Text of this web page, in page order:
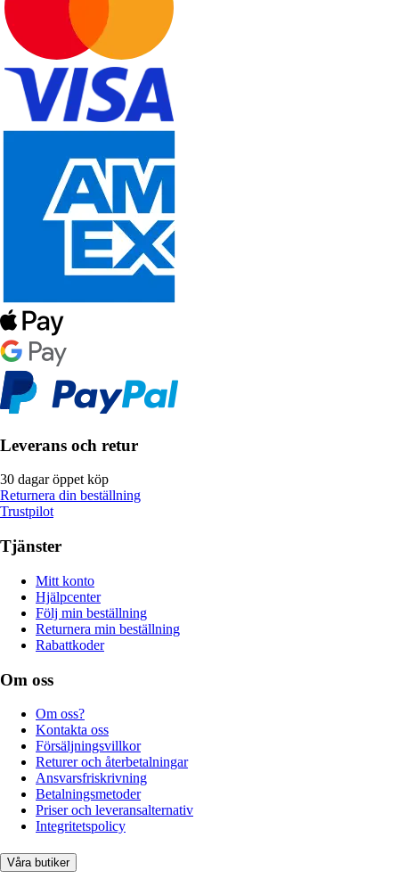
Leverans och retur
30 dagar öppet köp
Returnera din beställning
Trustpilot
Tjänster
Mitt konto
Hjälpcenter
Följ min beställning
Returnera min beställning
Rabattkoder
Om oss
Om oss?
Kontakta oss
Försäljningsvillkor
Returer och återbetalningar
Ansvarsfriskrivning
Betalningsmetoder
Priser och leveransalternativ
Integritetspolicy
Våra butiker